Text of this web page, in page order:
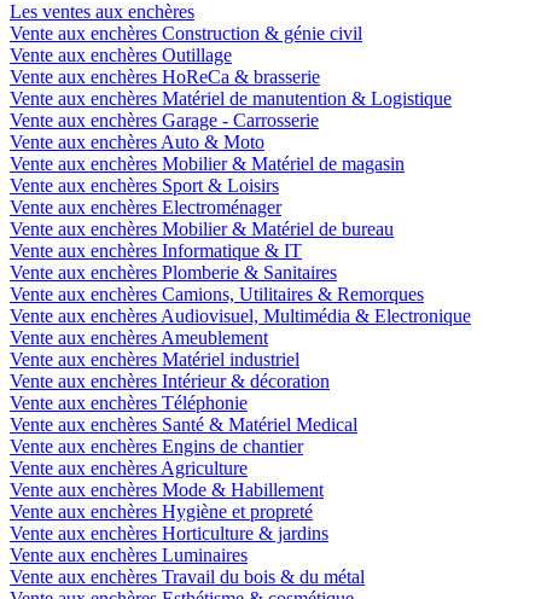
Les ventes aux enchères
Vente aux enchères Construction & génie civil
Vente aux enchères Outillage
Vente aux enchères HoReCa & brasserie
Vente aux enchères Matériel de manutention & Logistique
Vente aux enchères Garage - Carrosserie
Vente aux enchères Auto & Moto
Vente aux enchères Mobilier & Matériel de magasin
Vente aux enchères Sport & Loisirs
Vente aux enchères Electroménager
Vente aux enchères Mobilier & Matériel de bureau
Vente aux enchères Informatique & IT
Vente aux enchères Plomberie & Sanitaires
Vente aux enchères Camions, Utilitaires & Remorques
Vente aux enchères Audiovisuel, Multimédia & Electronique
Vente aux enchères Ameublement
Vente aux enchères Matériel industriel
Vente aux enchères Intérieur & décoration
Vente aux enchères Téléphonie
Vente aux enchères Santé & Matériel Medical
Vente aux enchères Engins de chantier
Vente aux enchères Agriculture
Vente aux enchères Mode & Habillement
Vente aux enchères Hygiène et propreté
Vente aux enchères Horticulture & jardins
Vente aux enchères Luminaires
Vente aux enchères Travail du bois & du métal